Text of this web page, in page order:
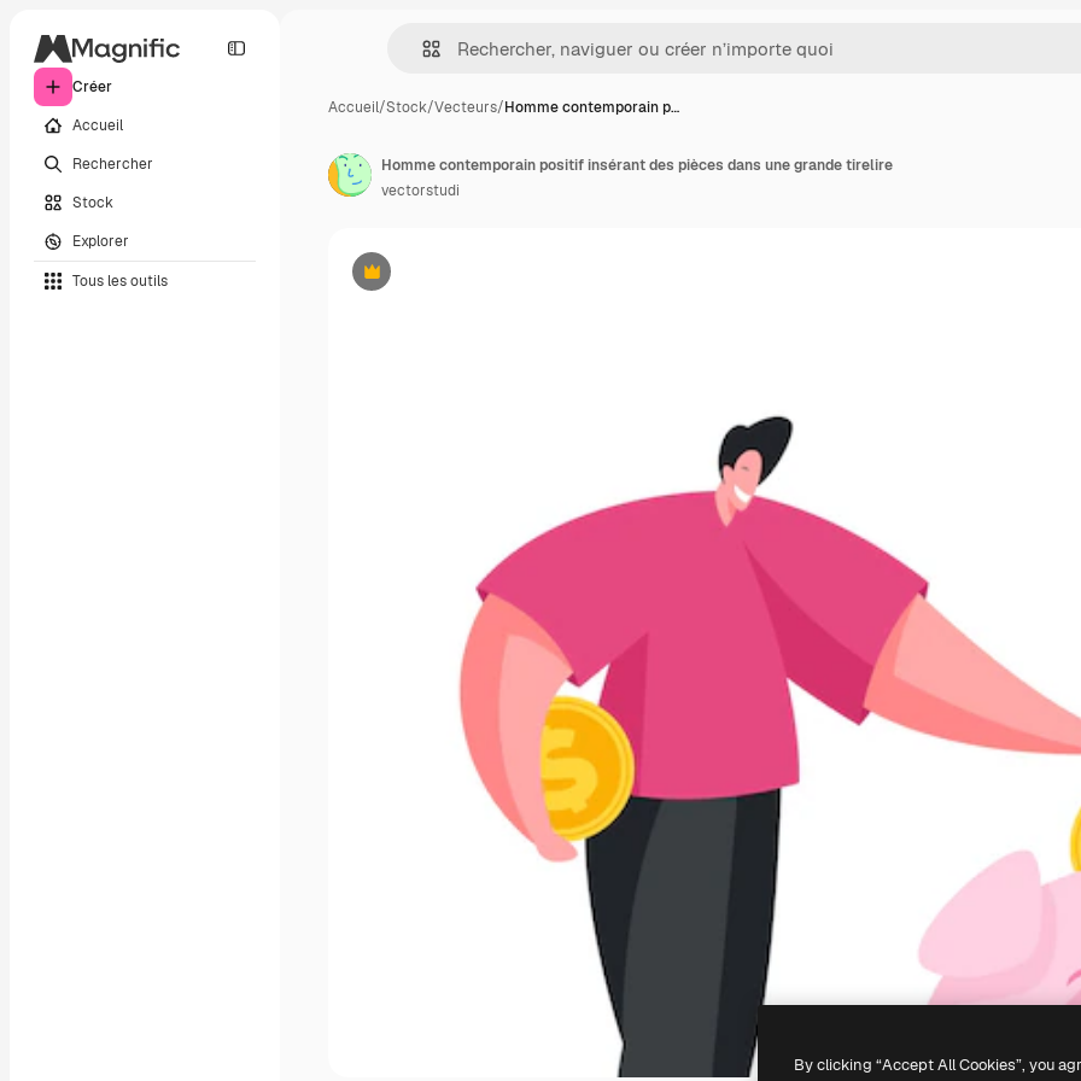
Créer
Accueil
Rechercher
Stock
Explorer
Tous les outils
Accueil/Stock/Vecteurs/Homme contemporain p…
Premium
Homme contemporain positif insérant des pièces dans une grande tirelire
vectorstudi
By clicking “Accept All Cookies”, you